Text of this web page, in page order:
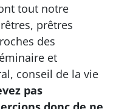
tout notre
prêtres
des
et
conseil de la vie
pas